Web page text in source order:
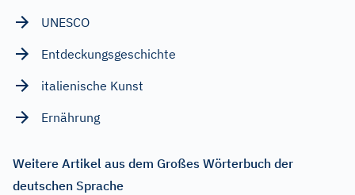
UNESCO
Entdeckungsgeschichte
italienische Kunst
Ernährung
Weitere Artikel aus dem Großes Wörterbuch der
deutschen Sprache